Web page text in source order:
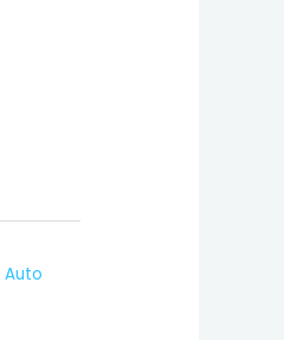
Auto